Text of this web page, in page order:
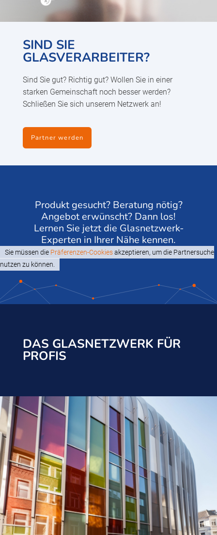
SIND SIE
GLASVERARBEITER?
Sind Sie gut? Richtig gut? Wollen Sie in einer
starken Gemeinschaft noch besser werden?
Schließen Sie sich unserem Netzwerk an!
Partner werden
Produkt gesucht? Beratung nötig?
Angebot erwünscht? Dann los!
Lernen Sie jetzt die Glasnetzwerk-
Experten in Ihrer Nähe kennen.
Sie müssen die Präferenzen-Cookiesakzeptieren, um die Partnersuche
nutzen zu können.
DAS GLASNETZWERK FÜR
PROFIS